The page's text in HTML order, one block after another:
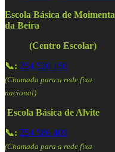
Escola Básica de Moimenta
da Beira
(Centro Escolar)
📞: 254 520 150
(Chamada para a rede fixa
nacional)
Escola Básica de Alvite
📞: 254 586 409
(Chamada para a rede fixa